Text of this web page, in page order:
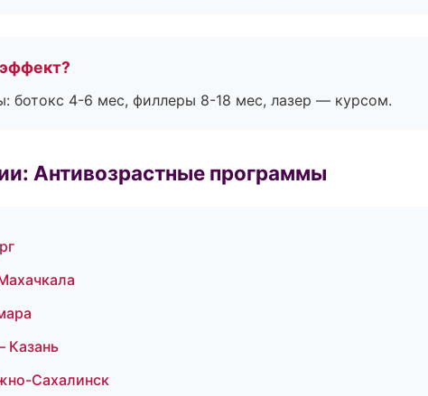
ботокс 4-6 мес, филлеры 8-18 мес, лазер — курсом.
Антивозрастные программы
Казань
Сахалинск